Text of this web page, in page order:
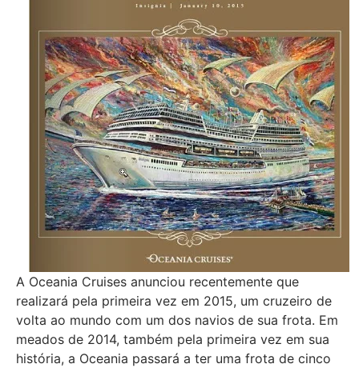
A Oceania Cruises anunciou recentemente que
realizará pela primeira vez em 2015, um cruzeiro de
volta ao mundo com um dos navios de sua frota. Em
meados de 2014, também pela primeira vez em sua
história, a Oceania passará a ter uma frota de cinco